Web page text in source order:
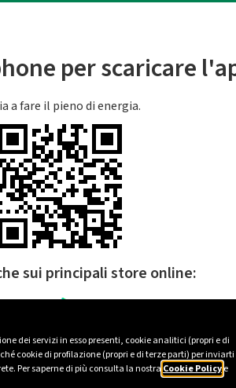
dei servizi in esso presenti, cookie analitici (propri e di
cookie di profilazione (propri e di terze parti) per inviarti
Per saperne di più consulta la nostra Cookie Policye
per scaricare
a fare il pieno di energia.
sui principali store online: